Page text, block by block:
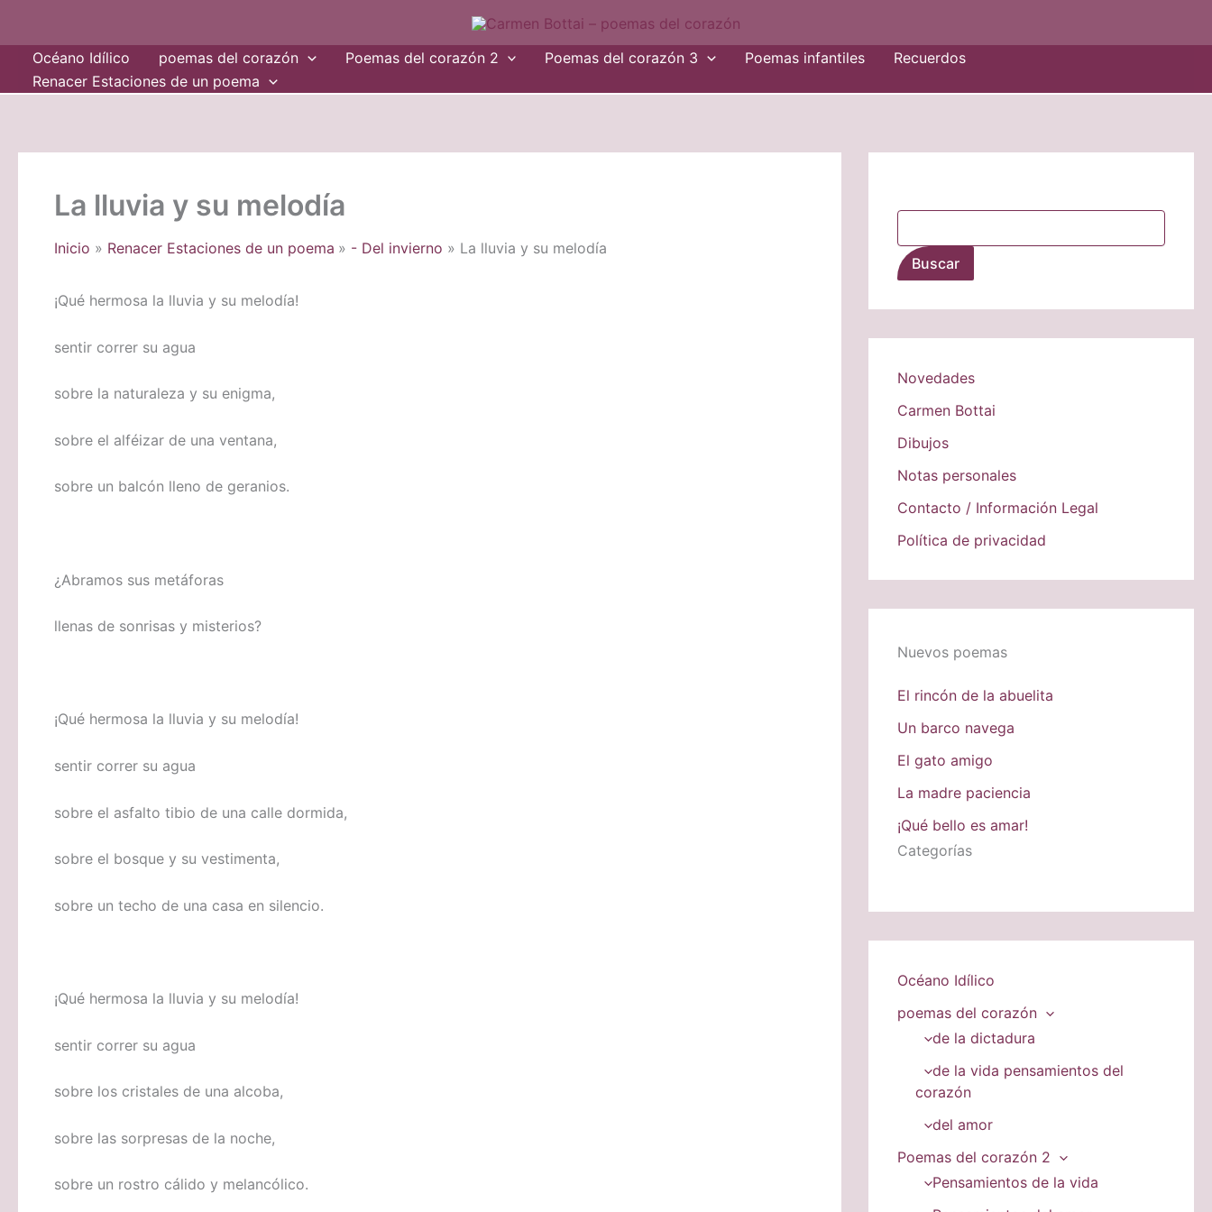
contenidoOcéano Idílico poemas del corazón Poemas del corazón 2 Poemas del corazón 3 Poemas infantiles
Recuerdos
Renacer Estaciones de un poema
La lluvia y su melodía
Inicio Renacer Estaciones de un poema - Del invierno La lluvia y su melodía
¡Qué hermosa la lluvia y su melodía!
sentir correr su agua
sobre la naturaleza y su enigma,
sobre el alféizar de una ventana,
sobre un balcón lleno de geranios.
¿Abramos sus metáforas
llenas de sonrisas y misterios?
¡Qué hermosa la lluvia y su melodía!
sentir correr su agua
sobre el asfalto tibio de una calle dormida,
sobre el bosque y su vestimenta,
sobre un techo de una casa en silencio.
¡Qué hermosa la lluvia y su melodía!
sentir correr su agua
sobre los cristales de una alcoba,
sobre las sorpresas de la noche,
sobre un rostro cálido y melancólico.
Buscar
Novedades
Carmen Bottai
Dibujos
Notas personales
Contacto / Información Legal
Política de privacidad
Nuevos poemas
El rincón de la abuelita
Un barco navega
El gato amigo
La madre paciencia
¡Qué bello es amar!
Categorías
Océano Idílico
poemas del corazón
de la dictadura
de la vida pensamientos del
corazón
del amor
Poemas del corazón 2
Pensamientos de la vida